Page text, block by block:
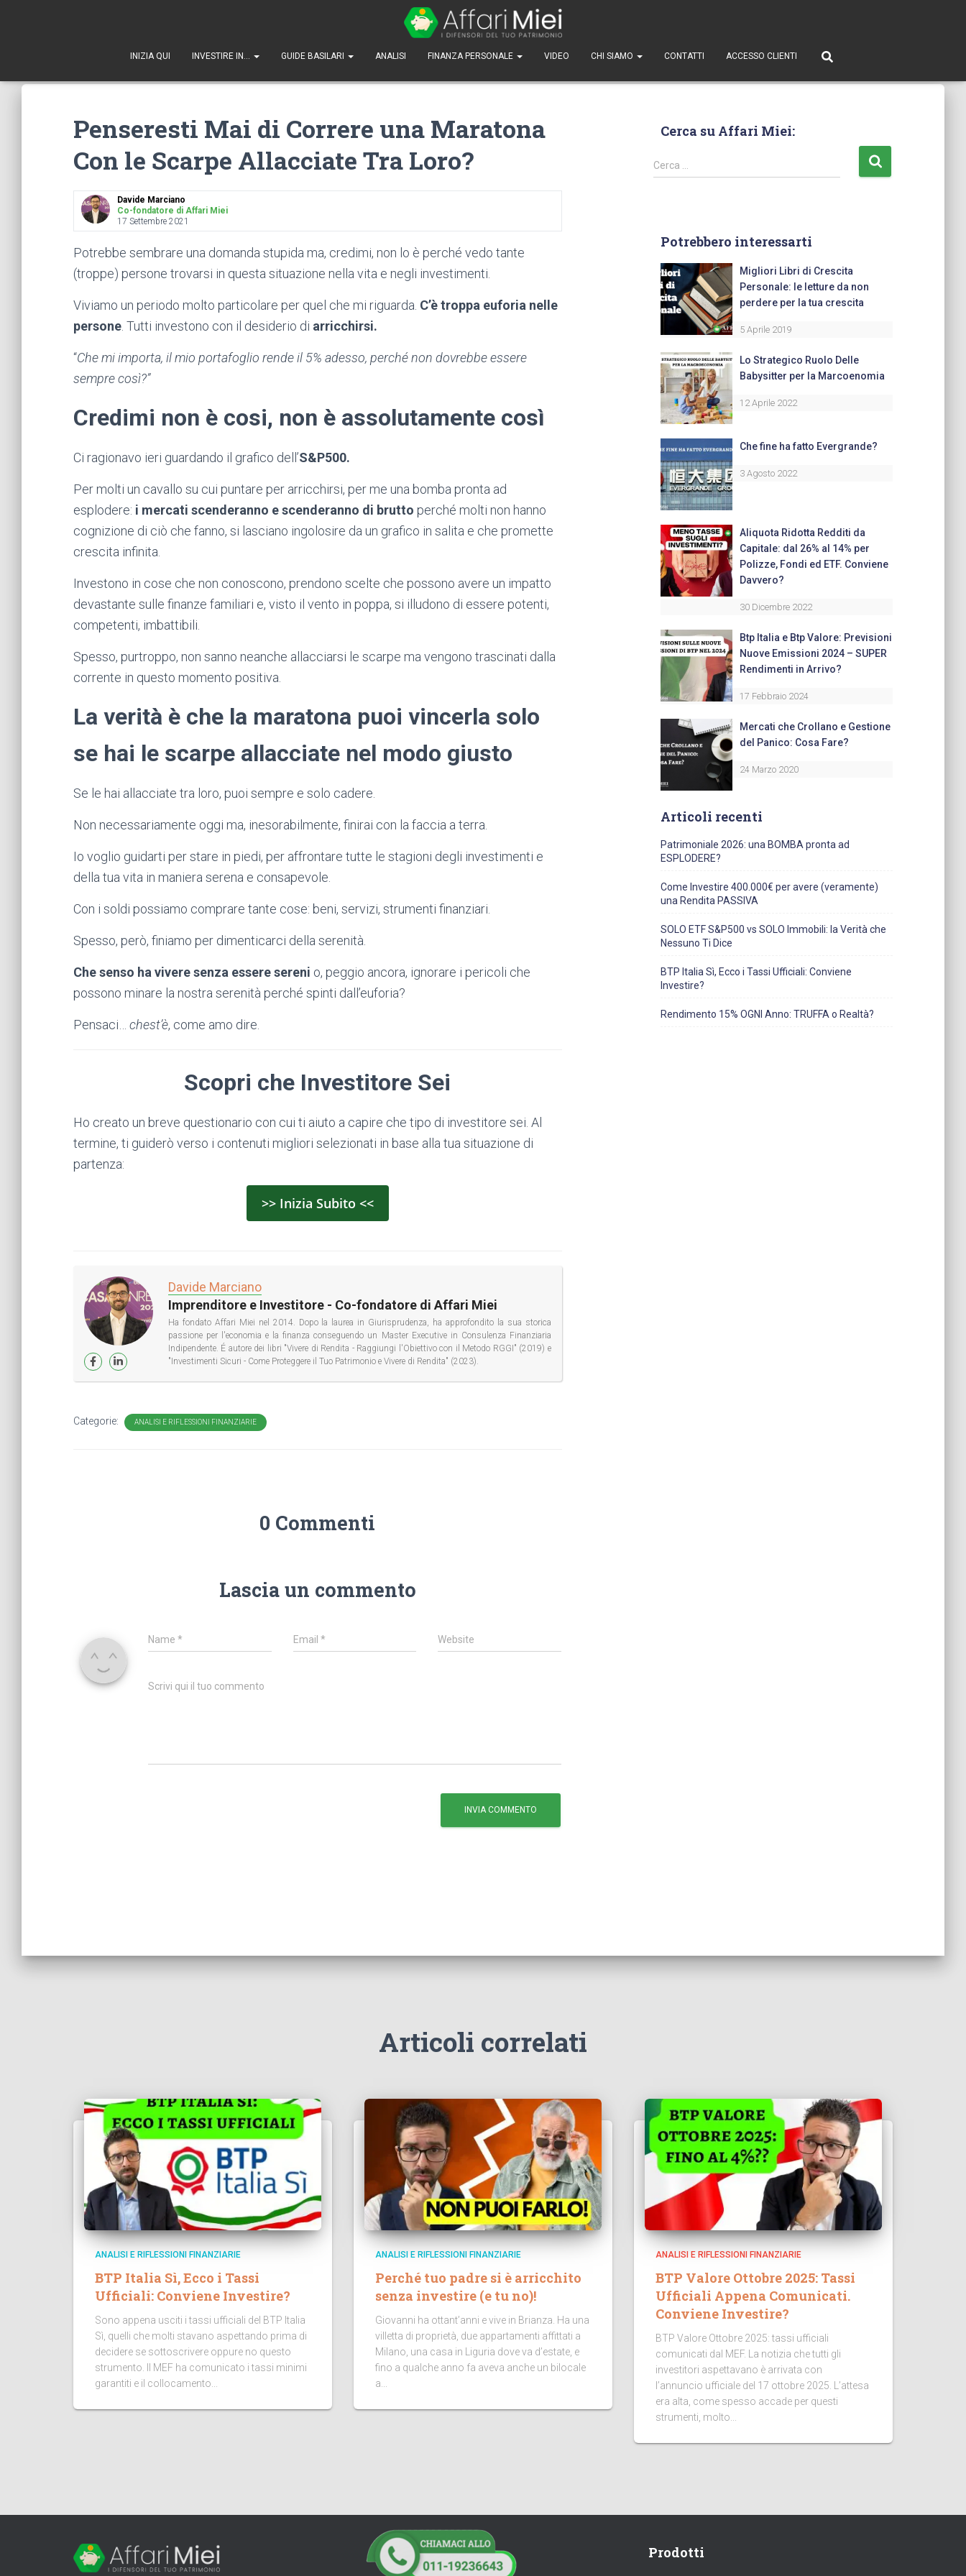
INIZIA QUI INVESTIRE IN… GUIDE BASILARI ANALISI FINANZA PERSONALE VIDEO CHI SIAMO CONTATTI ACCESSO CLIENTI
Penseresti Mai di Correre una Maratona
Con le Scarpe Allacciate Tra Loro?
Davide Marciano
Co-fondatore di Affari Miei
17 Settembre 2021
Potrebbe sembrare una domanda stupida ma, credimi, non lo è perché vedo tante
(troppe) persone trovarsi in questa situazione nella vita e negli investimenti.
Viviamo un periodo molto particolare per quel che mi riguarda. C’è troppa euforia nelle
persone . Tutti investono con il desiderio di arricchirsi.
“Che mi importa, il mio portafoglio rende il 5% adesso, perché non dovrebbe essere
sempre così?”
Credimi non è cosi, non è assolutamente così
Ci ragionavo ieri guardando il grafico dell’S&P500.
Per molti un cavallo su cui puntare per arricchirsi, per me una bomba pronta ad
esplodere: i mercati scenderanno e scenderanno di brutto perché molti non hanno
cognizione di ciò che fanno, si lasciano ingolosire da un grafico in salita e che promette
crescita infinita.
Investono in cose che non conoscono, prendono scelte che possono avere un impatto
devastante sulle finanze familiari e, visto il vento in poppa, si illudono di essere potenti,
competenti, imbattibili.
Spesso, purtroppo, non sanno neanche allacciarsi le scarpe ma vengono trascinati dalla
corrente in questo momento positiva.
La verità è che la maratona puoi vincerla solo
se hai le scarpe allacciate nel modo giusto
Se le hai allacciate tra loro, puoi sempre e solo cadere.
Non necessariamente oggi ma, inesorabilmente, finirai con la faccia a terra.
Io voglio guidarti per stare in piedi, per affrontare tutte le stagioni degli investimenti e
della tua vita in maniera serena e consapevole.
Con i soldi possiamo comprare tante cose: beni, servizi, strumenti finanziari.
Spesso, però, finiamo per dimenticarci della serenità.
Che senso ha vivere senza essere sereni o, peggio ancora, ignorare i pericoli che
possono minare la nostra serenità perché spinti dall’euforia?
Pensaci… chest’è, come amo dire.
Scopri che Investitore Sei
Ho creato un breve questionario con cui ti aiuto a capire che tipo di investitore sei. Al
termine, ti guiderò verso i contenuti migliori selezionati in base alla tua situazione di
partenza:
>> Inizia Subito <<
Davide Marciano
Imprenditore e Investitore - Co-fondatore di Affari Miei
Ha fondato Affari Miei nel 2014. Dopo la laurea in Giurisprudenza, ha approfondito la sua storica
passione per l'economia e la finanza conseguendo un Master Executive in Consulenza Finanziaria
Indipendente. É autore dei libri "Vivere di Rendita - Raggiungi l'Obiettivo con il Metodo RGGI" (2019) e
"Investimenti Sicuri - Come Proteggere il Tuo Patrimonio e Vivere di Rendita" (2023).
Categorie: ANALISI E RIFLESSIONI FINANZIARIE
0 Commenti
Lascia un commento
Name * Email * Website
Scrivi qui il tuo commento
Cerca su Affari Miei:
Cerca …
Potrebbero interessarti
Migliori Libri di Crescita
Personale: le letture da non
perdere per la tua crescita
5 Aprile 2019
Lo Strategico Ruolo Delle
Babysitter per la Marcoenomia
12 Aprile 2022
Che fine ha fatto Evergrande?
3 Agosto 2022
Aliquota Ridotta Redditi da
Capitale: dal 26% al 14% per
Polizze, Fondi ed ETF. Conviene
Davvero?
30 Dicembre 2022
Btp Italia e Btp Valore: Previsioni
Nuove Emissioni 2024 – SUPER
Rendimenti in Arrivo?
17 Febbraio 2024
Mercati che Crollano e Gestione
del Panico: Cosa Fare?
24 Marzo 2020
Articoli recenti
Patrimoniale 2026: una BOMBA pronta ad
ESPLODERE?
Come Investire 400.000€ per avere (veramente)
una Rendita PASSIVA
SOLO ETF S&P500 vs SOLO Immobili: la Verità che
Nessuno Ti Dice
BTP Italia Sì, Ecco i Tassi Ufficiali: Conviene
Investire?
Rendimento 15% OGNI Anno: TRUFFA o Realtà?
Articoli correlati
ANALISI E RIFLESSIONI FINANZIARIE
BTP Italia Sì, Ecco i Tassi
Ufficiali: Conviene Investire?
Sono appena usciti i tassi ufficiali del BTP Italia
Sì, quelli che molti stavano aspettando prima di
decidere se sottoscrivere oppure no questo
strumento. Il MEF ha comunicato i tassi minimi
garantiti e il collocamento...
ANALISI E RIFLESSIONI FINANZIARIE
Perché tuo padre si è arricchito
senza investire (e tu no)!
Giovanni ha ottant’anni e vive in Brianza. Ha una
villetta di proprietà, due appartamenti affittati a
Milano, una casa in Liguria dove va d’estate, e
fino a qualche anno fa aveva anche un bilocale
a...
ANALISI E RIFLESSIONI FINANZIARIE
BTP Valore Ottobre 2025: Tassi
Ufficiali Appena Comunicati.
Conviene Investire?
BTP Valore Ottobre 2025: tassi ufficiali
comunicati dal MEF. La notizia che tutti gli
investitori aspettavano è arrivata con
l’annuncio ufficiale del 17 ottobre 2025. L’attesa
era alta, come spesso accade per questi
strumenti, molto...
Prodotti